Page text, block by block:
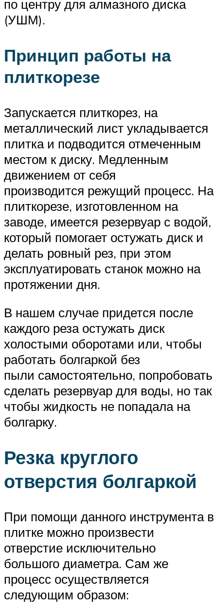
по центру для алмазного диска
(УШМ).
Принцип работы на
плиткорезе
Запускается плиткорез, на
металлический лист укладывается
плитка и подводится отмеченным
местом к диску. Медленным
движением от себя
производится режущий процесс. На
плиткорезе, изготовленном на
заводе, имеется резервуар с водой,
который помогает остужать диск и
делать ровный рез, при этом
эксплуатировать станок можно на
протяжении дня.
В нашем случае придется после
каждого реза остужать диск
холостыми оборотами или, чтобы
работать болгаркой без
пыли самостоятельно, попробовать
сделать резервуар для воды, но так
чтобы жидкость не попадала на
болгарку.
Резка круглого
отверстия болгаркой
При помощи данного инструмента в
плитке можно произвести
отверстие исключительно
большого диаметра. Сам же
процесс осуществляется
следующим образом: